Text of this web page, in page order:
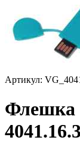
Артикул:
Флешка